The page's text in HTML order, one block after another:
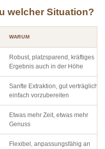
auf
werden
welcher Situation?
WARUM
Robust, platzsparend, kräftiges
Ergebnis auch in der Höhe
Sanfte Extraktion, gut verträglich,
einfach vorzubereiten
Etwas mehr Zeit, etwas mehr
Genuss
Flexibel, anpassungsfähig an